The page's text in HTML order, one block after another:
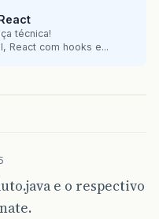
técnica!
React com hooks e...
e o respectivo